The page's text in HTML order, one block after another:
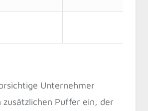
Unternehmer
zusätzlichen Puffer ein, der